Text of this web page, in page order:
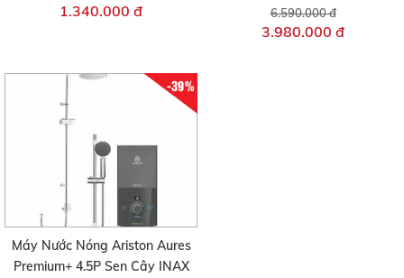
1.340.000 đ 6.590.000 đ
3.980.000 đ
-39%
Máy Nước Nóng Ariston Aures
Premium+ 4.5P Sen Cây INAX